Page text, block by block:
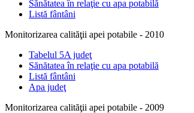
Sănătatea în relaţie cu apa potabilă
Listă fântâni
Monitorizarea calităţii apei potabile - 2010
Tabelul 5A judeţ
Sănătatea în relaţie cu apa potabilă
Listă fântâni
Apa judeţ
Monitorizarea calităţii apei potabile - 2009